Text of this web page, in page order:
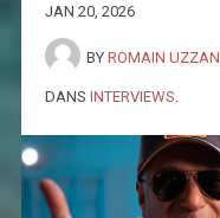
JAN 20, 2026
BY ROMAIN UZZAN
DANS INTERVIEWS